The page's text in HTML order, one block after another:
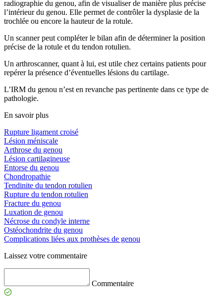
radiographie du genou, afin de visualiser de manière plus précise
l’intérieur du genou. Elle permet de contrôler la dysplasie de la
trochlée ou encore la hauteur de la rotule.
Un scanner peut compléter le bilan afin de déterminer la position
précise de la rotule et du tendon rotulien.
Un arthroscanner, quant à lui, est utile chez certains patients pour
repérer la présence d’éventuelles lésions du cartilage.
L’IRM du genou n’est en revanche pas pertinente dans ce type de
pathologie.
En savoir plus
Rupture ligament croisé
Lésion méniscale
Arthrose du genou
Lésion cartilagineuse
Entorse du genou
Chondropathie
Tendinite du tendon rotulien
Rupture du tendon rotulien
Fracture du genou
Luxation de genou
Nécrose du condyle interne
Ostéochondrite du genou
Complications liées aux prothèses de genou
Laissez votre commentaire
Commentaire